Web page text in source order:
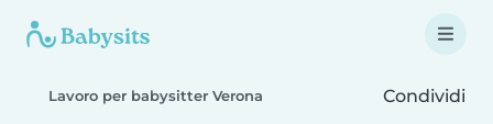
Lavoro per babysitter Verona Condividi